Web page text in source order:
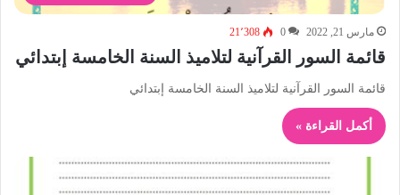
مارس 21, 2022 0 21٬308
قائمة السور القرآنية لتلاميذ السنة الخامسة إبتدائي
قائمة السور القرآنية لتلاميذ السنة الخامسة إبتدائي
أكمل القراءة »